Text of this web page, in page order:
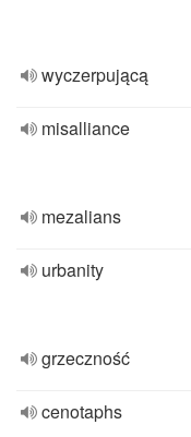
wyczerpującą
misalliance
mezalians
urbanity
grzeczność
cenotaphs